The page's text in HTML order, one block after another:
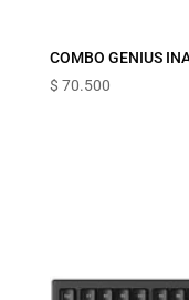
COMBO GENIUS
$ 70.500